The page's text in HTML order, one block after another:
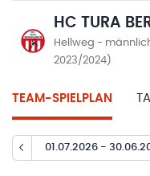
HC TURA
Hellweg -
2023/2024)
TEAM-SPIELPLAN
01.07.2026 -